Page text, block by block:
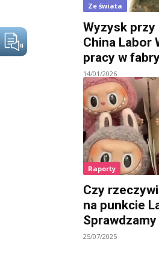
Ze świata
Wyzysk
China Labor
pracy w
14/01/2026
Raporty
Czy
na punkcie
Sprawdzamy
25/07/2025